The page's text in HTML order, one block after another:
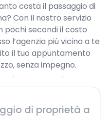
costa il passaggio di
Con il nostro servizio
pochi secondi il costo
l’agenzia più vicina a te
il tuo appuntamento
senza impegno.
di proprietà a